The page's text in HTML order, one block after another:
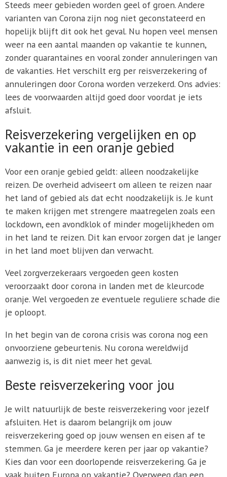
Steeds meer gebieden worden geel of groen. Andere
varianten van Corona zijn nog niet geconstateerd en
hopelijk blijft dit ook het geval. Nu hopen veel mensen
weer na een aantal maanden op vakantie te kunnen,
zonder quarantaines en vooral zonder annuleringen van
de vakanties. Het verschilt erg per reisverzekering of
annuleringen door Corona worden verzekerd. Ons advies:
lees de voorwaarden altijd goed door voordat je iets
afsluit.
Reisverzekering vergelijken en op
vakantie in een oranje gebied
Voor een oranje gebied geldt: alleen noodzakelijke
reizen. De overheid adviseert om alleen te reizen naar
het land of gebied als dat echt noodzakelijk is. Je kunt
te maken krijgen met strengere maatregelen zoals een
lockdown, een avondklok of minder mogelijkheden om
in het land te reizen. Dit kan ervoor zorgen dat je langer
in het land moet blijven dan verwacht.
Veel zorgverzekeraars vergoeden geen kosten
veroorzaakt door corona in landen met de kleurcode
oranje. Wel vergoeden ze eventuele reguliere schade die
je oploopt.
In het begin van de corona crisis was corona nog een
onvoorziene gebeurtenis. Nu corona wereldwijd
aanwezig is, is dit niet meer het geval.
Beste reisverzekering voor jou
Je wilt natuurlijk de beste reisverzekering voor jezelf
afsluiten. Het is daarom belangrijk om jouw
reisverzekering goed op jouw wensen en eisen af te
stemmen. Ga je meerdere keren per jaar op vakantie?
Kies dan voor een doorlopende reisverzekering. Ga je